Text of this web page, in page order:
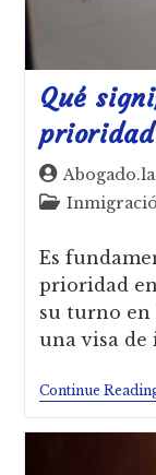
Qué
Abogado.la
Es
prioridad
su turno en
una visa
Continue